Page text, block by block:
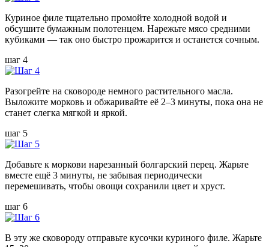
Куриное филе тщательно промойте холодной водой и
обсушите бумажным полотенцем. Нарежьте мясо средними
кубиками — так оно быстро прожарится и останется сочным.
шаг 4
Разогрейте на сковороде немного растительного масла.
Выложите морковь и обжаривайте её 2–3 минуты, пока она не
станет слегка мягкой и яркой.
шаг 5
Добавьте к моркови нарезанный болгарский перец. Жарьте
вместе ещё 3 минуты, не забывая периодически
перемешивать, чтобы овощи сохранили цвет и хруст.
шаг 6
В эту же сковороду отправьте кусочки куриного филе. Жарьте